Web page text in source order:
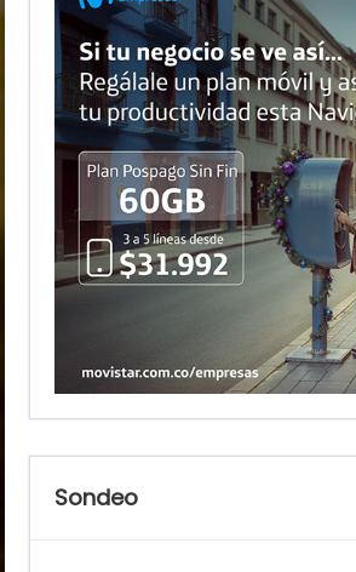
Sondeo